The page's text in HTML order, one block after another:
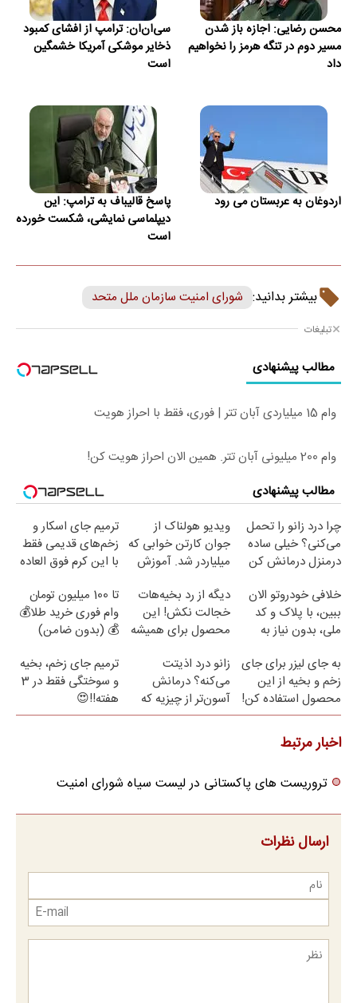
محسن رضایی: اجازه باز شدن
مسیر دوم در تنگه هرمز را نخواهیم
داد
سی‌ان‌ان: ترامپ از افشای کمبود
ذخایر موشکی آمریکا خشمگین
است
اردوغان به عربستان می رود
پاسخ قالیباف به ترامپ: این
دیپلماسی نمایشی، شکست خورده
است
بیشتر بدانید: شورای امنیت سازمان ملل متحد
تبلیغات
مطالب پیشنهادی
وام 15 میلیاردی آبان تتر | فوری، فقط با احراز هویت
وام 200 میلیونی آبان تتر. همین الان احراز هویت کن!
مطالب پیشنهادی
چرا درد زانو را تحمل
می‌کنی؟ خیلی ساده
درمنزل درمانش کن
ویدیو هولناک از
جوان کارتن خوابی که
میلیاردر شد. آموزش
ترمیم جای اسکار و
زخم‌های قدیمی فقط
با این کرم فوق العاده
خلافی خودروتو الان
ببین، با پلاک و کد
ملی، بدون نیاز به
دیگه از رد بخیه‌هات
خجالت نکش! این
محصول برای همیشه
تا 100 میلیون تومان
وام فوری خرید طلا💰
💰 (بدون ضامن)
به جای لیزر برای جای
زخم و بخیه از این
محصول استفاده کن!
زانو درد اذیتت
می‌کنه؟ درمانش
آسون‌تر از چیزیه که
فکر
ترمیم جای زخم، بخیه
و سوختگی فقط در 3
هفته!!😍
اخبار مرتبط
تروریست های پاکستانی در لیست سیاه شورای امنیت
ارسال نظرات